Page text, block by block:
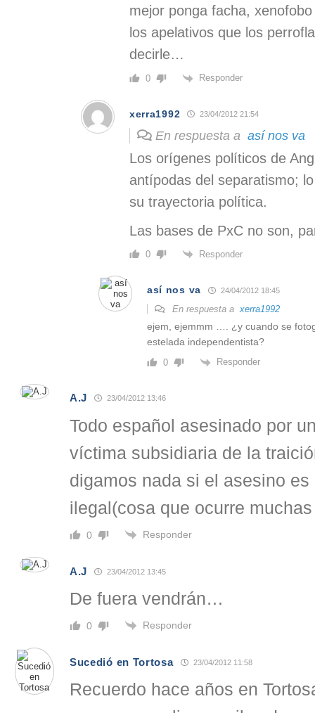
mejor ponga facha,
los apelativos que los
decirle…
0 Responder
xerra1992 23/04/2012 21:54
En respuesta a así nos va
Los orígenes políticos de
antípodas del separatismo;
su trayectoria política.
Las bases de PxC no son,
0 Responder
así nos va 24/04/2012 18:45
En respuesta axerra1992
ejem, ejemmm …. ¿y cuando se
estelada independentista?
0 Responder
A.J 23/04/2012 13:46
Todo español asesinado por
víctima subsidiaria de la
digamos nada si el asesino es
ilegal(cosa que ocurre
0 Responder
A.J 23/04/2012 13:45
De fuera vendrán…
0 Responder
Sucedió en Tortosa 23/04/2012 11:58
Recuerdo hace años en